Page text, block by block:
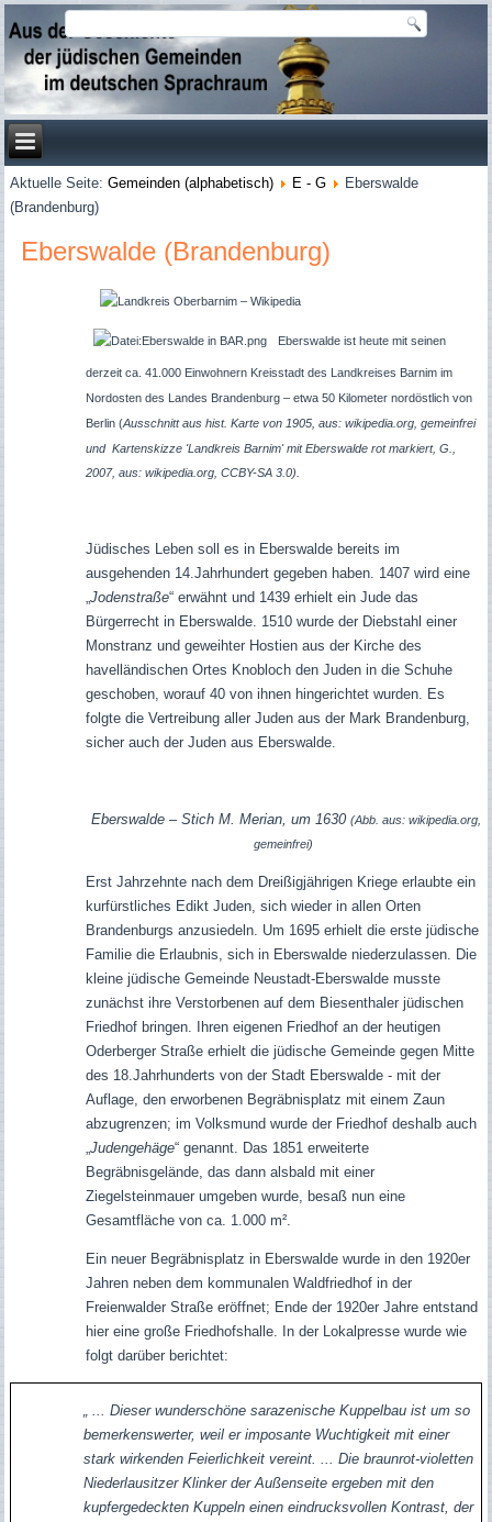
Aktuelle Seite:Gemeinden (alphabetisch) E - G
Eberswalde
(Brandenburg)
Eberswalde (Brandenburg)
Eberswalde ist heute mit seinen
derzeit ca. 41.000 Einwohnern Kreisstadt des Landkreises Barnim im
Nordosten des Landes Brandenburg – etwa 50 Kilometer nordöstlich von
Berlin (Ausschnitt aus hist. Karte von 1905, aus: wikipedia.org, gemeinfrei
und Kartenskizze 'Landkreis Barnim' mit Eberswalde rot markiert, G.,
2007, aus: wikipedia.org, CCBY-SA 3.0).
Jüdisches Leben soll es in Eberswalde bereits im
ausgehenden 14.Jahrhundert gegeben haben. 1407 wird eine
Jodenstraße“ erwähnt und 1439 erhielt ein Jude das
Bürgerrecht in Eberswalde. 1510 wurde der Diebstahl einer
Monstranz und geweihter Hostien aus der Kirche des
havelländischen Ortes Knobloch den Juden in die Schuhe
geschoben, worauf 40 von ihnen hingerichtet wurden. Es
folgte die Vertreibung aller Juden aus der Mark Brandenburg,
sicher auch der Juden aus Eberswalde.
Eberswalde – Stich M. Merian, um 1630 (Abb. aus: wikipedia.org,
gemeinfrei)
Erst Jahrzehnte nach dem Dreißigjährigen Kriege erlaubte ein
kurfürstliches Edikt Juden, sich wieder in allen Orten
Brandenburgs anzusiedeln. Um 1695 erhielt die erste jüdische
Familie die Erlaubnis, sich in Eberswalde niederzulassen. Die
kleine jüdische Gemeinde Neustadt-Eberswalde musste
zunächst ihre Verstorbenen auf dem Biesenthaler jüdischen
Friedhof bringen. Ihren eigenen Friedhof an der heutigen
Oderberger Straße erhielt die jüdische Gemeinde gegen Mitte
des 18.Jahrhunderts von der Stadt Eberswalde - mit der
Auflage, den erworbenen Begräbnisplatz mit einem Zaun
abzugrenzen; im Volksmund wurde der Friedhof deshalb auch
Judengehäge“ genannt. Das 1851 erweiterte
Begräbnisgelände, das dann alsbald mit einer
Ziegelsteinmauer umgeben wurde, besaß nun eine
Gesamtfläche von ca. 1.000 m².
Ein neuer Begräbnisplatz in Eberswalde wurde in den 1920er
Jahren neben dem kommunalen Waldfriedhof in der
Freienwalder Straße eröffnet; Ende der 1920er Jahre entstand
hier eine große Friedhofshalle. In der Lokalpresse wurde wie
folgt darüber berichtet:
„ ... Dieser wunderschöne sarazenische Kuppelbau ist um so
bemerkenswerter, weil er imposante Wuchtigkeit mit einer
stark wirkenden Feierlichkeit vereint. ... Die braunrot-violetten
Niederlausitzer Klinker der Außenseite ergeben mit den
kupfergedeckten Kuppeln einen eindrucksvollen Kontrast, der